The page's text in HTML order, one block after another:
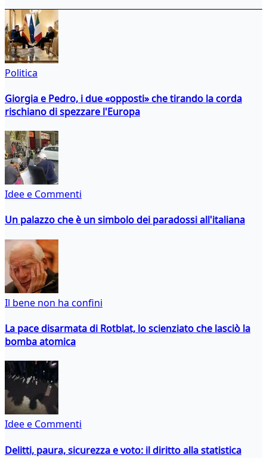
Politica
Giorgia e Pedro, i due «opposti» che tirando la corda
rischiano di spezzare l'Europa
Idee e Commenti
Un palazzo che è un simbolo dei paradossi all'italiana
Il bene non ha confini
La pace disarmata di Rotblat, lo scienziato che lasciò la
bomba atomica
Idee e Commenti
Delitti, paura, sicurezza e voto: il diritto alla statistica